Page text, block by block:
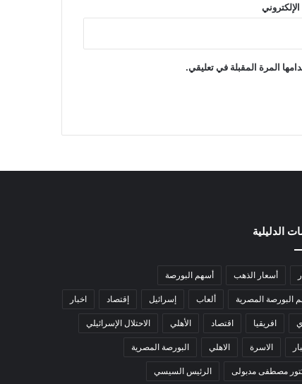
المرة المقبلة في تعليقي.
الدليلية
أسعار الذهب أسهم البورصة
البورصة المصرية ألعاب إسرائيل إقتصاد اخبار
افريقيا اقتصاد الأهلي الاحتلال الإسرائيلي
الاسرة الاهلي البورصة المصرية
مصطفى مدبولى الرئيس السيسي